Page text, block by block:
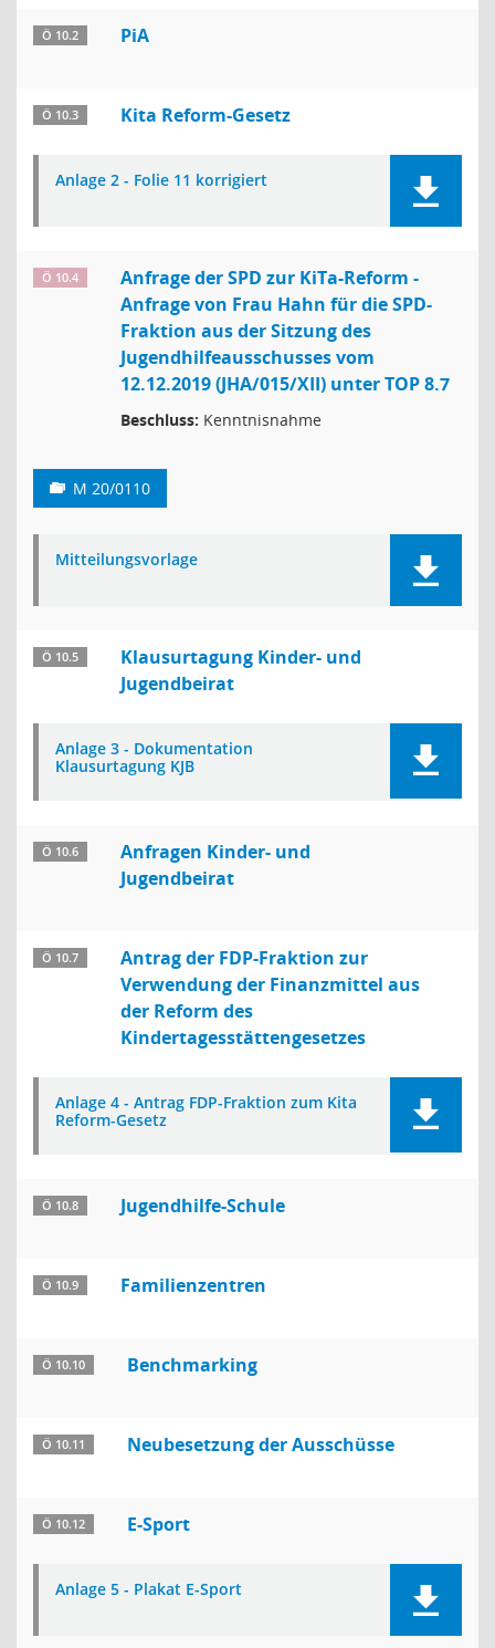
Ö 10.2 PiA
Ö 10.3 Kita Reform-Gesetz
Anlage 2 - Folie 11 korrigiert
Ö 10.4
Anfrage der SPD zur KiTa-Reform -
Anfrage von Frau Hahn für die SPD-
Fraktion aus der Sitzung des
Jugendhilfeausschusses vom
12.12.2019 (JHA/015/XII) unter TOP 8.7
Beschluss: Kenntnisnahme
M 20/0110
Mitteilungsvorlage
Ö 10.5
Klausurtagung Kinder- und
Jugendbeirat
Anlage 3 - Dokumentation
Klausurtagung KJB
Ö 10.6
Anfragen Kinder- und
Jugendbeirat
Ö 10.7
Antrag der FDP-Fraktion zur
Verwendung der Finanzmittel aus
der Reform des
Kindertagesstättengesetzes
Anlage 4 - Antrag FDP-Fraktion zum Kita
Reform-Gesetz
Ö 10.8 Jugendhilfe-Schule
Ö 10.9 Familienzentren
Ö 10.10 Benchmarking
Ö 10.11 Neubesetzung der Ausschüsse
Ö 10.12 E-Sport
Anlage 5 - Plakat E-Sport